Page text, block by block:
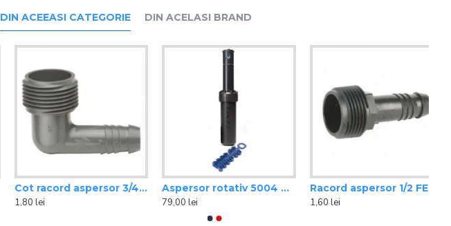
DIN ACEEASI CATEGORIE DIN ACELASI BRAND
Cot racord aspersor 3/4 FE Rain Bird
1,80 lei
Aspersor rotativ 5004 Rain Bird
79,00 lei
Racord aspersor 1/2 FE
1,60 lei